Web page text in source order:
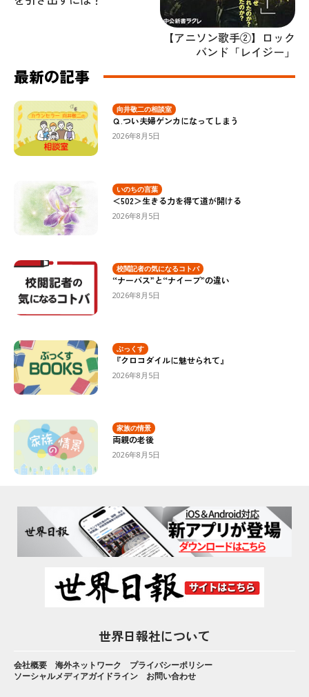
【アニソン歌手②】ロック
バンド「レイジー」
最新の記事
向井敬二の相談室
Ｑ.つい夫婦ゲンカになってしまう
2026年8月5日
いのちの言葉
＜502＞生きる力を得て道が開ける
2026年8月5日
校閲記者の気になるコトバ
“ナーバス”と“ナイーブ”の違い
2026年8月5日
ぶっくす
『クロコダイルに魅せられて』
2026年8月5日
家族の情景
両親の老後
2026年8月5日
世界日報社について
会社概要 海外ネットワーク
プライバシーポリシー
ソーシャルメディアガイドライン
お問い合わせ